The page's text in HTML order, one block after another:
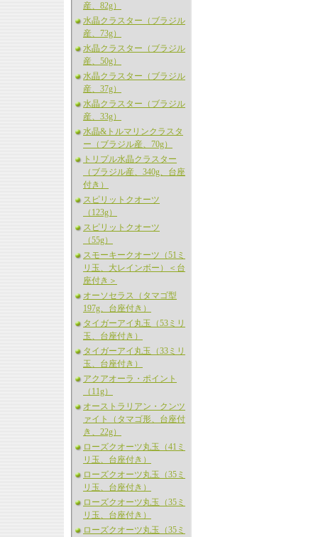
産、82g）
水晶クラスター（ブラジル
産、73g）
水晶クラスター（ブラジル
産、50g）
水晶クラスター（ブラジル
産、37g）
水晶クラスター（ブラジル
産、33g）
水晶&トルマリンクラスタ
ー（ブラジル産、70g）
トリプル水晶クラスター
（ブラジル産、340g、台座
付き）
スピリットクオーツ
（123g）
スピリットクオーツ
（55g）
スモーキークオーツ（51ミ
リ玉、大レインボー）＜台
座付き＞
オーソセラス（タマゴ型
197g、台座付き）
タイガーアイ丸玉（53ミリ
玉、台座付き）
タイガーアイ丸玉（33ミリ
玉、台座付き）
アクアオーラ・ポイント
（11g）
オーストラリアン・クンツ
ァイト（タマゴ形、台座付
き、22g）
ローズクオーツ丸玉（41ミ
リ玉、台座付き）
ローズクオーツ丸玉（35ミ
リ玉、台座付き）
ローズクオーツ丸玉（35ミ
リ玉、台座付き）
ローズクオーツ丸玉（35ミ